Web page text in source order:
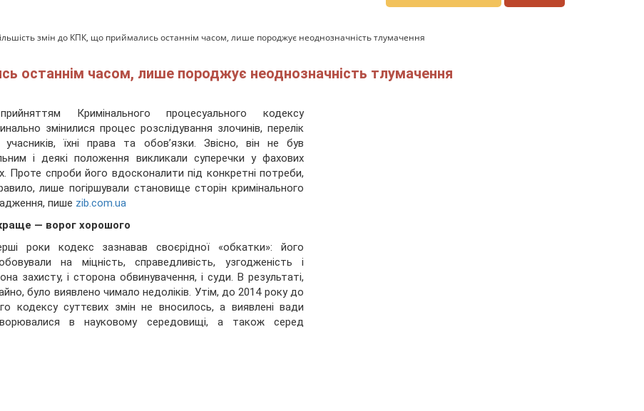
змін до КПК, що приймались останнім часом, лише породжує неоднозначність тлумачення
останнім часом, лише породжує неоднозначність тлумачення
Кримінального процесуального кодексу
змінилися процес розслідування злочинів, перелік
учасників, їхні права та обов’язки. Звісно, він не був
і деякі положення викликали суперечки у фахових
Проте спроби його вдосконалити під конкретні потреби,
лише погіршували становище сторін кримінального
пише zib.com.ua
— ворог хорошого
роки кодекс зазнавав своєрідної «обкатки»: його
на міцність,справедливість, узгодженість і
захисту, і сторона обвинувачення, і суди. В результаті,
було виявлено чимало недоліків. Утім, до 2014 року до
кодексу суттєвих змін не вносилось, а виявлені вади
в науковому середовищі, а також серед